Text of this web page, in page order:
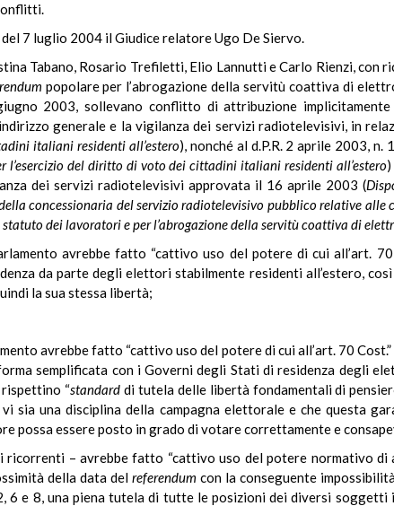
7 luglio 2004 il Giudice relatore Ugo De Siervo.
Tabano, Rosario Trefiletti, Elio Lannutti e Carlo Rienzi, con
popolare per l’abrogazione della servitù coattiva di
2003, sollevano conflitto di attribuzione
generale e la vigilanza dei servizi radiotelevisivi, in
italiani residenti all’estero), nonché al d.P.R. 2 aprile 2003, n.
del diritto di voto dei cittadini italiani residenti all’estero
dei servizi radiotelevisivi approvata il 16 aprile 2003 (
concessionaria del servizio radiotelevisivo pubblico relative alle
dei lavoratori e per l’abrogazione della servitù coattiva di
avrebbe fatto “cattivo uso del potere di cui all’art.
da parte degli elettori stabilmente residenti all’estero,
la sua stessa libertà;
avrebbe fatto “cattivo uso del potere di cui all’art. 70
semplificata con i Governi degli Stati di residenza degli
“standarddi tutela delle libertà fondamentali di
vi sia una disciplina della campagna elettorale e che questa
possa essere posto in grado di votare correttamente e
ricorrenti – avrebbe fatto “cattivo uso del potere normativo
della data del referendum con la conseguente
6 e 8, una piena tutela di tutte le posizioni dei diversi